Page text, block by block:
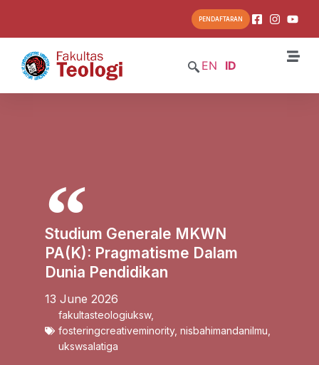
PENDAFTARAN
EN ID
Studium Generale MKWN
PA(K): Pragmatisme Dalam
Dunia Pendidikan
13 June 2026
fakultasteologiuksw,
fosteringcreativeminority, nisbahimandanilmu
ukswsalatiga